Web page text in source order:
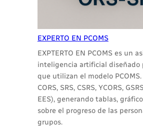
EXPERTO EN PCOMS
EXPTERTO EN PCOMS es un
inteligencia artificial diseñado
que utilizan el modelo PCOMS.
CORS, SRS, CSRS, YCORS,
EES), generando tablas,
sobre el progreso de las
grupos.